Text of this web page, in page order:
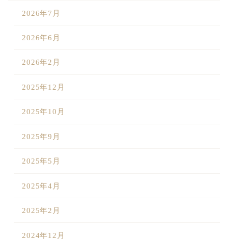
2026年7月
2026年6月
2026年2月
2025年12月
2025年10月
2025年9月
2025年5月
2025年4月
2025年2月
2024年12月